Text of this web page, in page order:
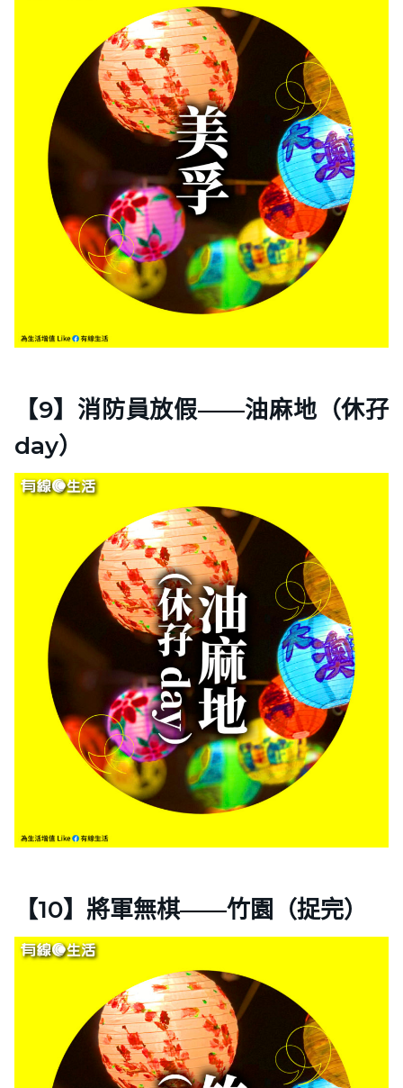
【9】消防員放假——油麻地（休孖
day）
【10】將軍無棋——竹園（捉完）